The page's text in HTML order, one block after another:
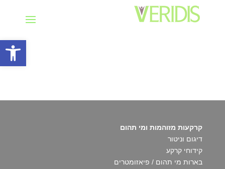
פתח
קרקעות מזוהמות ומי תהום
דיגום וניטור
קידוחי קרקע
בארות מי תהום / פיאזומטרים